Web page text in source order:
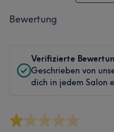
Bewertung
Verifizierte
Geschrieben von
dich in jedem Salon